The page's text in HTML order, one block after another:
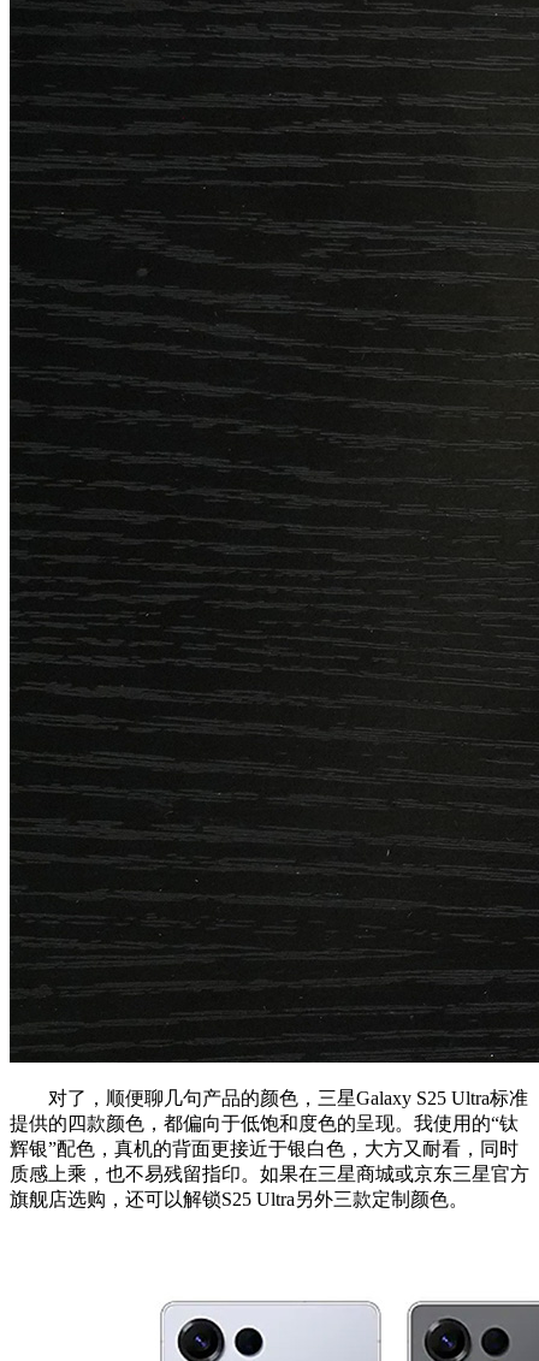
对了，顺便聊几句产品的颜色，三星Galaxy S25 Ultra标准
提供的四款颜色，都偏向于低饱和度色的呈现。我使用的“钛
辉银”配色，真机的背面更接近于银白色，大方又耐看，同时
质感上乘，也不易残留指印。如果在三星商城或京东三星官方
旗舰店选购，还可以解锁S25 Ultra另外三款定制颜色。